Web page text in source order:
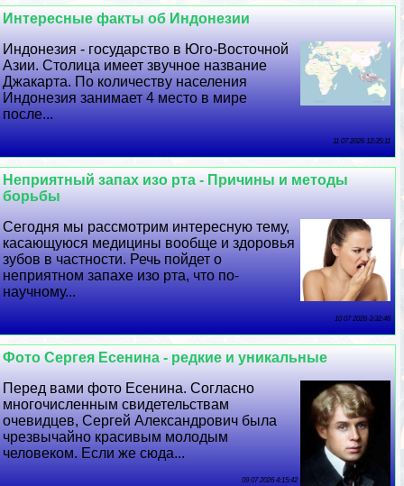
Интересные факты об Индонезии
Индонезия - государство в Юго-Восточной
Азии. Столица имеет звучное название
Джакарта. По количеству населения
Индонезия занимает 4 место в мире
после...
11 07 2026 12:35:11
Неприятный запах изо рта - Причины и методы
борьбы
Сегодня мы рассмотрим интересную тему,
касающуюся медицины вообще и здоровья
зубов в частности. Речь пойдет о
неприятном запахе изо рта, что по-
научному...
10 07 2026 3:32:46
Фото Сергея Есенина - редкие и уникальные
Перед вами фото Есенина. Согласно
многочисленным свидетельствам
очевидцев, Сергeй Александрович была
чрезвычайно красивым молодым
человеком. Если же сюда...
09 07 2026 4:15:42